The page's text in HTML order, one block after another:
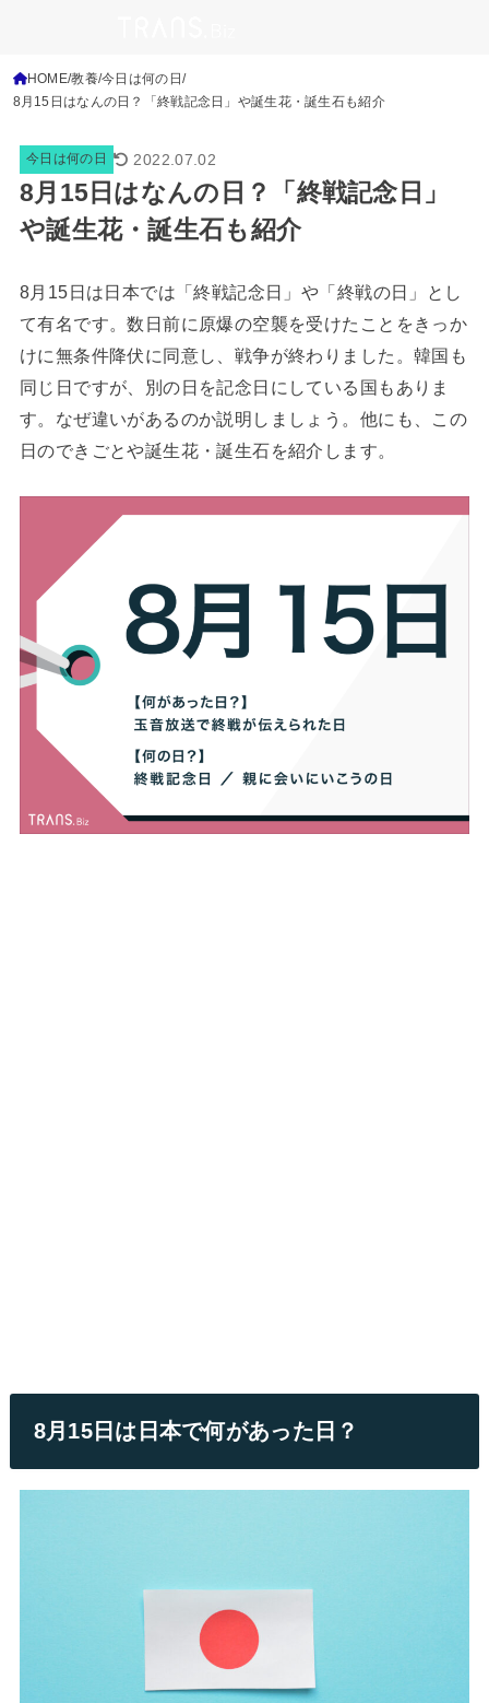
HOME 教養 今日は何の日
8月15日はなんの日？「終戦記念日」や誕生花・誕生石も紹介
今日は何の日 2022.07.02
8月15日はなんの日？「終戦記念日」
や誕生花・誕生石も紹介
8月15日は日本では「終戦記念日」や「終戦の日」とし
て有名です。数日前に原爆の空襲を受けたことをきっか
けに無条件降伏に同意し、戦争が終わりました。韓国も
同じ日ですが、別の日を記念日にしている国もありま
す。なぜ違いがあるのか説明しましょう。他にも、この
日のできごとや誕生花・誕生石を紹介します。
8月15日は日本で何があった日？